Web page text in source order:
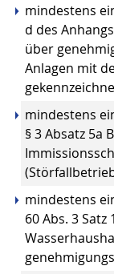
mindestens
d des
über
Anlagen mit
mindestens
§ 3 Absatz 5a
mindestens
60 Abs. 3